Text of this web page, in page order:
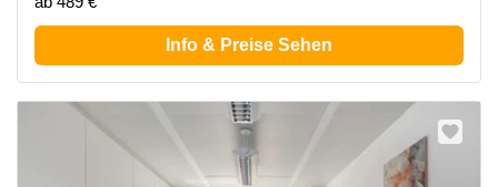
Info & Preise Sehen